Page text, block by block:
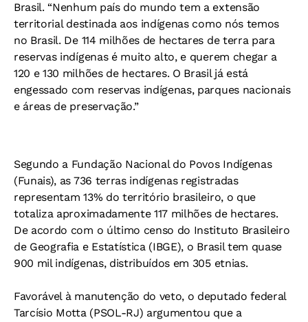
Brasil. “Nenhum país do mundo tem a extensão
territorial destinada aos indígenas como nós temos
no Brasil. De 114 milhões de hectares de terra para
reservas indígenas é muito alto, e querem chegar a
120 e 130 milhões de hectares. O Brasil já está
engessado com reservas indígenas, parques nacionais
e áreas de preservação.”
Segundo a Fundação Nacional do Povos Indígenas
(Funais), as 736 terras indígenas registradas
representam 13% do território brasileiro, o que
totaliza aproximadamente 117 milhões de hectares.
De acordo com o último censo do Instituto Brasileiro
de Geografia e Estatística (IBGE), o Brasil tem quase
900 mil indígenas, distribuídos em 305 etnias.
Favorável à manutenção do veto, o deputado federal
Tarcísio Motta (PSOL-RJ) argumentou que a